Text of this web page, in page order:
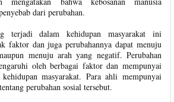
dari perubahan.
terjadi dalam kehidupan masyarakat ini
faktor dan juga perubahannya dapat menuju
menuju arah yang negatif. Perubahan
oleh berbagai faktor dan mempunyai
masyarakat. Para ahli mempunyai
perubahan sosial tersebut.